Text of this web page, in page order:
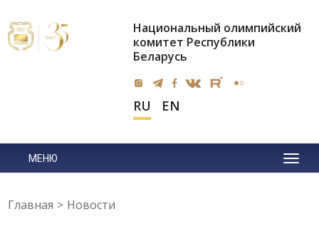
Национальный олимпийский
комитет Республики
Беларусь
RU EN
МЕНЮ
Главная > Новости